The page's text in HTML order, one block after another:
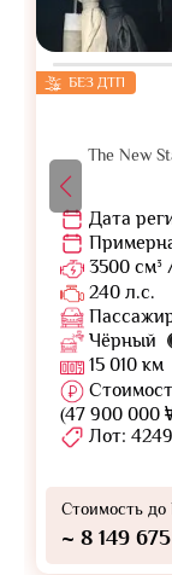
БЕЗ ДТП
The New
Дата
3500 см³
240 л.с.
Чёрный
15 010 км
(47 900 000
Лот:
Стоимость до
~ 8 149